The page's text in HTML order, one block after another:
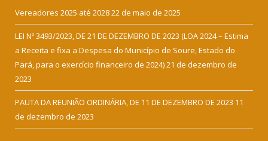
Vereadores 2025 até 202822 de maio de 2025
LEI Nº 3493/2023, DE 21 DE DEZEMBRO DE 2023 (LOA 2024 – Estima
a Receita e fixa a Despesa do Município de Soure, Estado do
Pará, para o exercício financeiro de 2024)21 de dezembro de
2023
PAUTA DA REUNIÃO ORDINÁRIA, DE 11 DE DEZEMBRO DE 2023 11
de dezembro de 2023